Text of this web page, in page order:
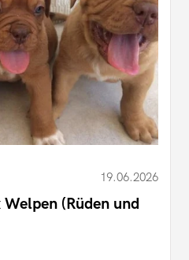
19.06.2026
(Rüden und